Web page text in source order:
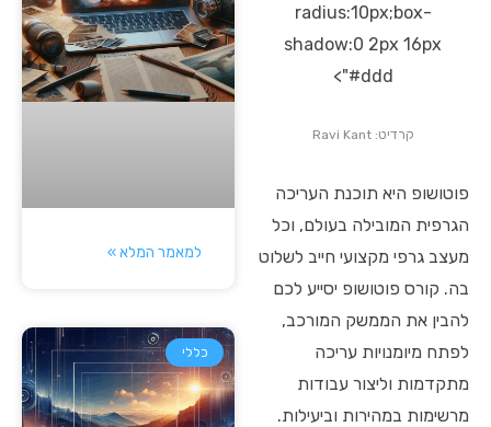
radius:10px;box-
shadow:0 2px 16px
#ddd">
קרדיט: Ravi Kant
פוטושופ היא תוכנת העריכה
הגרפית המובילה בעולם, וכל
מעצב גרפי מקצועי חייב לשלוט
בה. קורס פוטושופ יסייע לכם
להבין את הממשק המורכב,
לפתח מיומנויות עריכה
מתקדמות וליצור עבודות
מרשימות במהירות וביעילות.
למאמר המלא »
כללי